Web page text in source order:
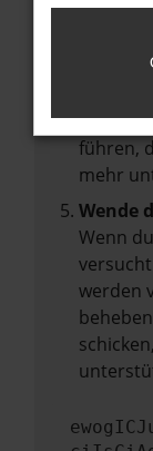
Stelle
führen,
mehr
Wende
Wenn
werden